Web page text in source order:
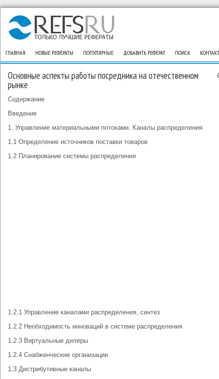
ГЛАВНАЯ НОВЫЕ РЕФЕРАТЫ ПОПУЛЯРНЫЕ ДОБАВИТЬ РЕФЕРАТ ПОИСК
Основные аспекты работы посредника на отечественном
рынке
Содержание
Введение
1. Управление материальными потоками. Каналы распределения
1.1 Определение источников поставки товаров
1.2 Планирование системы распределения
1.2.1 Управление каналами распределения, синтез
1.2.2 Необходимость инноваций в системе распределения
1.2.3 Виртуальные дилеры
1.2.4 Снабженческие организации
1.3 Дистрибутивные каналы